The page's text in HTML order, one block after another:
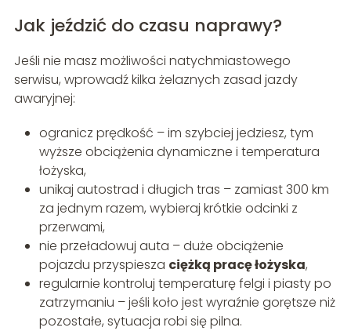
Jak jeździć do czasu naprawy?
Jeśli nie masz możliwości natychmiastowego
serwisu, wprowadź kilka żelaznych zasad jazdy
awaryjnej:
ogranicz prędkość – im szybciej jedziesz, tym
wyższe obciążenia dynamiczne i temperatura
łożyska,
unikaj autostrad i długich tras – zamiast 300 km
za jednym razem, wybieraj krótkie odcinki z
przerwami,
nie przeładowuj auta – duże obciążenie
pojazdu przyspiesza ciężką pracę łożyska,
regularnie kontroluj temperaturę felgi i piasty po
zatrzymaniu – jeśli koło jest wyraźnie gorętsze niż
pozostałe, sytuacja robi się pilna.